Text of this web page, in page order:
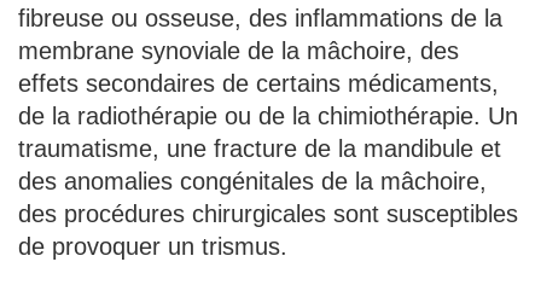
fibreuse ou osseuse, des inflammations de la
membrane synoviale de la mâchoire, des
effets secondaires de certains médicaments,
de la radiothérapie ou de la chimiothérapie. Un
traumatisme, une fracture de la mandibule et
des anomalies congénitales de la mâchoire,
des procédures chirurgicales sont susceptibles
de provoquer un trismus.